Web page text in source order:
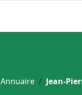
Annuaire Jean-